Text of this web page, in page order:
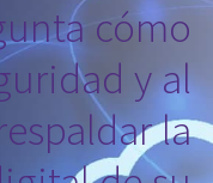
cómo
y al
la